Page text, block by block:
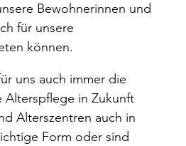
Bewohnerinnen und
für unsere
können.
uns auch immer die
Alterspflege in Zukunft
Alterszentren auch in
Form oder sind